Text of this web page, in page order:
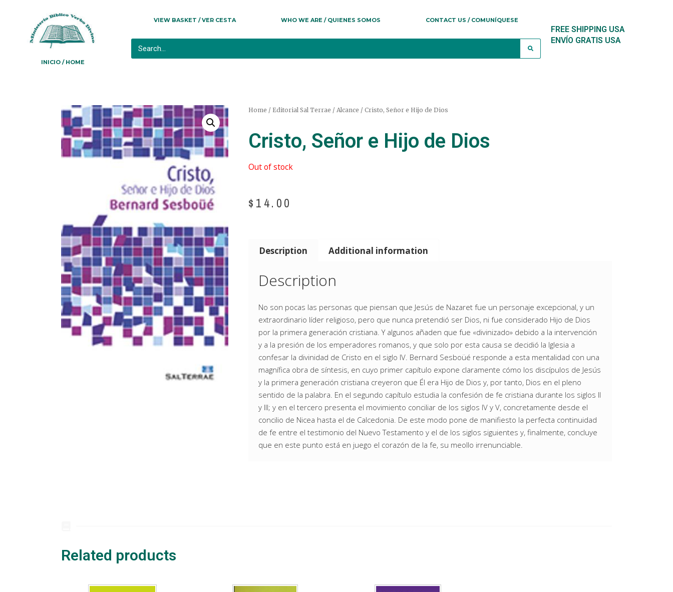
INICIO / HOME
VIEW BASKET / VER CESTA WHO WE ARE / QUIENES SOMOS CONTACT US / COMUNÍQUESE
FREE SHIPPING USA
ENVÍO GRATIS USA
Home / Editorial Sal Terrae / Alcance / Cristo, Señor e Hijo de Dios
Cristo, Señor e Hijo de Dios
Out of stock
$ 14.00
Description Additional information
Description
No son pocas las personas que piensan que Jesús de Nazaret fue un personaje excepcional, y un
extraordinario líder religioso, pero que nunca pretendió ser Dios, ni fue considerado Hijo de Dios
por la primera generación cristiana. Y algunos añaden que fue «divinizado» debido a la intervención
y a la presión de los emperadores romanos, y que solo por esta causa se decidió la Iglesia a
confesar la divinidad de Cristo en el siglo IV. Bernard Sesboüé responde a esta mentalidad con una
magnífica obra de síntesis, en cuyo primer capítulo expone claramente cómo los discípulos de Jesús
y la primera generación cristiana creyeron que Él era Hijo de Dios y, por tanto, Dios en el pleno
sentido de la palabra. En el segundo capítulo estudia la confesión de fe cristiana durante los siglos II
y III; y en el tercero presenta el movimiento conciliar de los siglos IV y V, concretamente desde el
concilio de Nicea hasta el de Calcedonia. De este modo pone de manifiesto la perfecta continuidad
de fe entre el testimonio del Nuevo Testamento y el de los siglos siguientes y, finalmente, concluye
que en este punto está en juego el corazón de la fe, su meollo irrenunciable.
Related products